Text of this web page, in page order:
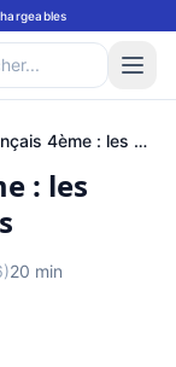
Exercice de français 4ème : les meilleurs entraînements
: les
20 min